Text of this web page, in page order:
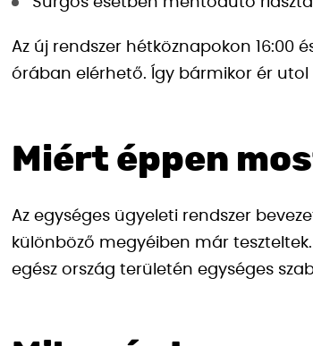
Az új rendszer hétköznapokon 16:00
órában elérhető. Így bármikor ér utol
Miért éppen
Az egységes ügyeleti rendszer
különböző megyéiben már
egész ország területén egységes